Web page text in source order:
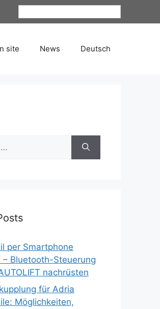
site News Deutsch
per Smartphone
– Bluetooth-Steuerung
nachrüsten
für Adria
Möglichkeiten,